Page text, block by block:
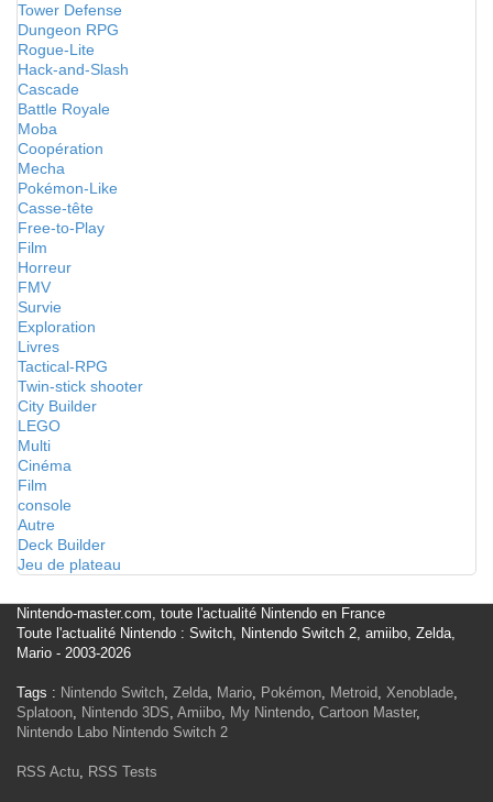
Tower Defense
Dungeon RPG
Rogue-Lite
Hack-and-Slash
Cascade
Battle Royale
Moba
Coopération
Mecha
Pokémon-Like
Casse-tête
Free-to-Play
Film
Horreur
FMV
Survie
Exploration
Livres
Tactical-RPG
Twin-stick shooter
City Builder
LEGO
Multi
Cinéma
Film
console
Autre
Deck Builder
Jeu de plateau
Nintendo-master.com, toute l'actualité Nintendo en France
Toute l'actualité Nintendo : Switch, Nintendo Switch 2, amiibo, Zelda,
Mario - 2003-2026
Tags : Nintendo Switch, Zelda, Mario, Pokémon, Metroid, Xenoblade,
Splatoon, Nintendo 3DS, Amiibo, My Nintendo, Cartoon Master,
Nintendo Labo Nintendo Switch 2
RSS Actu, RSS Tests